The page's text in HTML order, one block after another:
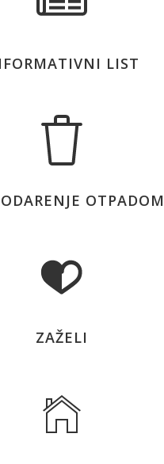
LIST
OTPADOM
ZAŽELI